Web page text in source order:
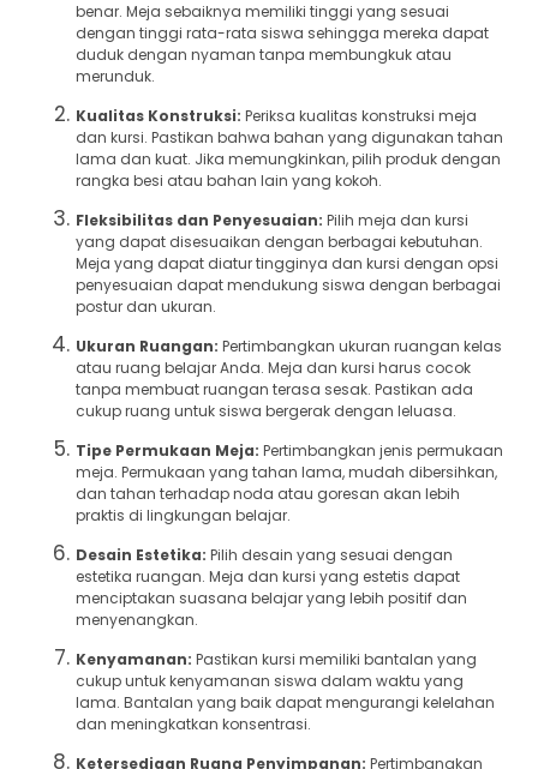
benar. Meja sebaiknya memiliki tinggi yang sesuai
dengan tinggi rata-rata siswa sehingga mereka dapat
duduk dengan nyaman tanpa membungkuk atau
merunduk.
Kualitas Konstruksi: Periksa kualitas konstruksi meja
dan kursi. Pastikan bahwa bahan yang digunakan tahan
lama dan kuat. Jika memungkinkan, pilih produk dengan
rangka besi atau bahan lain yang kokoh.
Fleksibilitas dan Penyesuaian: Pilih meja dan kursi
yang dapat disesuaikan dengan berbagai kebutuhan.
Meja yang dapat diatur tingginya dan kursi dengan opsi
penyesuaian dapat mendukung siswa dengan berbagai
postur dan ukuran.
Ukuran Ruangan: Pertimbangkan ukuran ruangan kelas
atau ruang belajar Anda. Meja dan kursi harus cocok
tanpa membuat ruangan terasa sesak. Pastikan ada
cukup ruang untuk siswa bergerak dengan leluasa.
Tipe Permukaan Meja: Pertimbangkan jenis permukaan
meja. Permukaan yang tahan lama, mudah dibersihkan,
dan tahan terhadap noda atau goresan akan lebih
praktis di lingkungan belajar.
Desain Estetika: Pilih desain yang sesuai dengan
estetika ruangan. Meja dan kursi yang estetis dapat
menciptakan suasana belajar yang lebih positif dan
menyenangkan.
Kenyamanan: Pastikan kursi memiliki bantalan yang
cukup untuk kenyamanan siswa dalam waktu yang
lama. Bantalan yang baik dapat mengurangi kelelahan
dan meningkatkan konsentrasi.
Ketersediaan Ruang Penyimpanan: Pertimbangkan